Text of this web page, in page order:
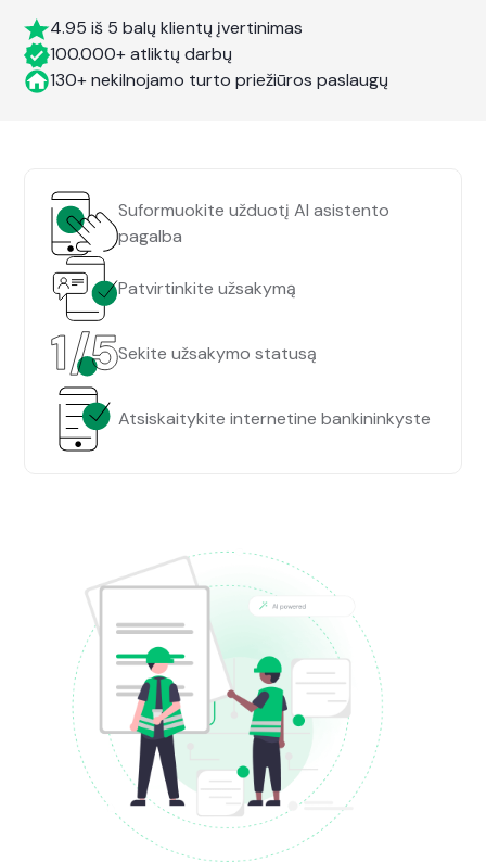
4.95 iš 5 balų klientų įvertinimas
100.000+ atliktų darbų
130+ nekilnojamo turto priežiūros paslaugų
Suformuokite užduotį AI asistento
pagalba
Patvirtinkite užsakymą
Sekite užsakymo statusą
Atsiskaitykite internetine bankininkyste